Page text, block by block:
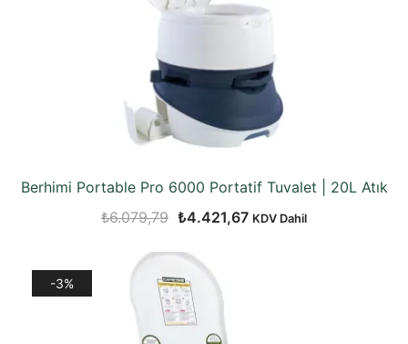
Berhimi Portable Pro 6000 Portatif Tuvalet | 20L Atık
₺6.079,79 Orijinal
₺6.079,79.
₺4.421,67Şu
KDV Dahil
-3%